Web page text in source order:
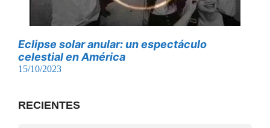
Eclipse solar anular: un espectáculo
celestial en América
15/10/2023
RECIENTES